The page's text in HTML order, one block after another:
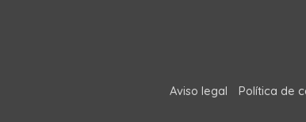
Aviso legal Política de